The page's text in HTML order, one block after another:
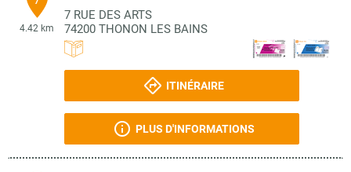
4.42 km
7 RUE DES ARTS
74200 THONON LES BAINS
ITINÉRAIRE
PLUS D'INFORMATIONS